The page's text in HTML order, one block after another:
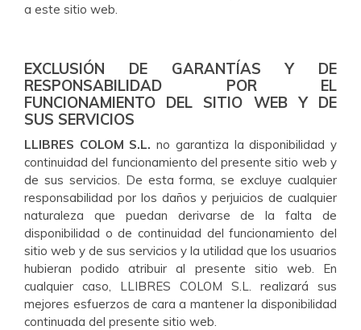
a este sitio web.
EXCLUSIÓN DE GARANTÍAS Y DE
RESPONSABILIDAD POR EL
FUNCIONAMIENTO DEL SITIO WEB Y DE
SUS SERVICIOS
LLIBRES COLOM S.L. no garantiza la disponibilidad y
continuidad del funcionamiento del presente sitio web y
de sus servicios. De esta forma, se excluye cualquier
responsabilidad por los daños y perjuicios de cualquier
naturaleza que puedan derivarse de la falta de
disponibilidad o de continuidad del funcionamiento del
sitio web y de sus servicios y la utilidad que los usuarios
hubieran podido atribuir al presente sitio web. En
cualquier caso, LLIBRES COLOM S.L. realizará sus
mejores esfuerzos de cara a mantener la disponibilidad
continuada del presente sitio web.